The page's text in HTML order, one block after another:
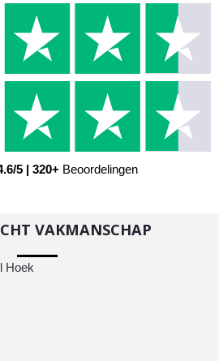
5 | 320+ Beoordelingen
VAKMANSCHAP